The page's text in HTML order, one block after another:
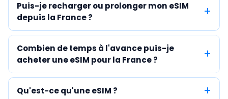
Puis-je recharger ou prolonger mon eSIM
depuis la France ?
Combien de temps à l'avance puis-je
acheter une eSIM pour la France ?
Qu'est-ce qu'une eSIM ?